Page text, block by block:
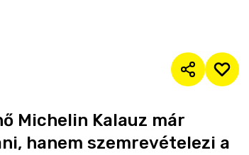
Michelin Kalauz már
hanem szemrevételezi a